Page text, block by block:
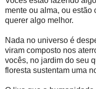
mente ou alma, ou estão
querer algo melhor.
Nada no universo é
viram composto nos
vocês, no jardim do seu
floresta sustentam uma